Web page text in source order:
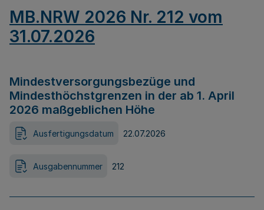
MB.NRW 2026 Nr. 212 vom
31.07.2026
Mindestversorgungsbezüge und
Mindesthöchstgrenzen in der ab 1. April
2026 maßgeblichen Höhe
Ausfertigungsdatum 22.07.2026
Ausgabennummer 212